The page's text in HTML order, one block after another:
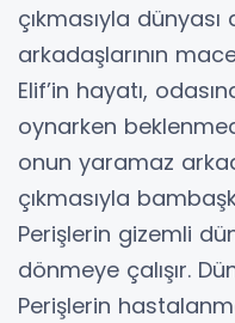
çıkmasıyla
arkadaşlarının
Elif’in hayatı,
oynarken
onun yaramaz
çıkmasıyla
Perişlerin gizemli
dönmeye çalışır.
Perişlerin